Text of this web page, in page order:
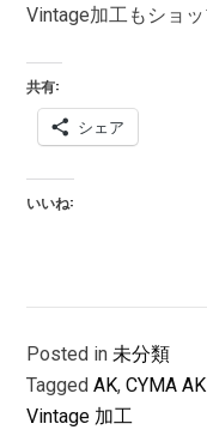
Vintage加工もショ
共有:
シェア
いいね:
Posted in未分類
TaggedAK,CYMA
Vintage 加工